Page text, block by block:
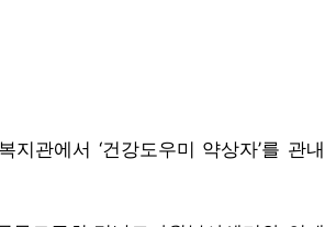
관에서 ‘건강도우미 약상자’를 관내